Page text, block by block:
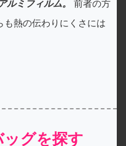
ミフィルム。
前者の方
熱の伝わりにくさには
グを探す